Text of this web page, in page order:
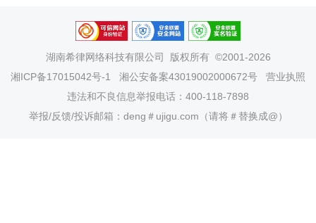
湖南希律网络科技有限公司
版权所有 ©2001-2026
湘ICP备17015042号-1
湘公安备案43019002000672号
营业执照
违法和不良信息举报电话：400-118-7898
举报/反馈/投诉邮箱：deng＃ujigu.com（请将＃替换成@）